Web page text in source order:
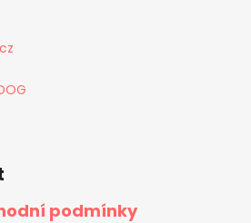
podmínky